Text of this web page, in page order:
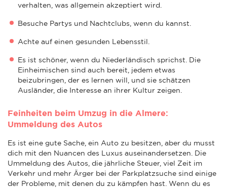
verhalten, was allgemein akzeptiert wird.
Besuche Partys und Nachtclubs, wenn du kannst.
Achte auf einen gesunden Lebensstil.
Es ist schöner, wenn du Niederländisch sprichst. Die
Einheimischen sind auch bereit, jedem etwas
beizubringen, der es lernen will, und sie schätzen
Ausländer, die Interesse an ihrer Kultur zeigen.
Feinheiten beim Umzug in die Almere:
Ummeldung des Autos
Es ist eine gute Sache, ein Auto zu besitzen, aber du musst
dich mit den Nuancen des Luxus auseinandersetzen. Die
Ummeldung des Autos, die jährliche Steuer, viel Zeit im
Verkehr und mehr Ärger bei der Parkplatzsuche sind einige
der Probleme, mit denen du zu kämpfen hast. Wenn du es